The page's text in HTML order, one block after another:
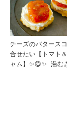
チーズのバタース
合せたい【トマト
ャム】✨️😋✨️ 湯む